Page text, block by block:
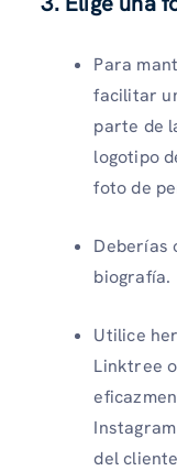
Para
facilitar
parte de
logotipo
foto de
Deberías
biografía.
Utilice
Linktree
del